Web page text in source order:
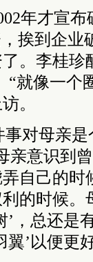
年才宣
挨到企业
。李桂珍
“就像一个
。
对母亲
亲意识到
自己的时
的时候。
’，总还是
’以便更